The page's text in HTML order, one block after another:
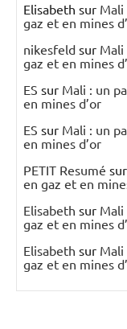
Elisabeth sur Mali
gaz et en mines
nikesfeld sur Mali
gaz et en mines
ES sur Mali : un
en mines d’or
ES sur Mali : un
en mines d’or
PETIT Resumé sur
en gaz et en
Elisabeth sur Mali
gaz et en mines
Elisabeth sur Mali
gaz et en mines